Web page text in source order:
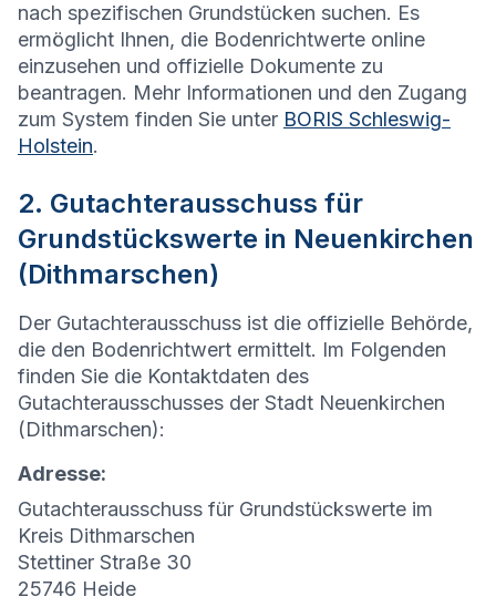
nach spezifischen Grundstücken suchen. Es
ermöglicht Ihnen, die Bodenrichtwerte online
einzusehen und offizielle Dokumente zu
beantragen. Mehr Informationen und den Zugang
zum System finden Sie unter BORIS Schleswig-
Holstein.
2. Gutachterausschuss für
Grundstückswerte in Neuenkirchen
(Dithmarschen)
Der Gutachterausschuss ist die offizielle Behörde,
die den Bodenrichtwert ermittelt. Im Folgenden
finden Sie die Kontaktdaten des
Gutachterausschusses der Stadt Neuenkirchen
(Dithmarschen):
Adresse:
Gutachterausschuss für Grundstückswerte im
Kreis Dithmarschen
Stettiner Straße 30
25746 Heide